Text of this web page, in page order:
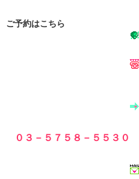
ご予約はこちら
０３－５７５８－５５３０